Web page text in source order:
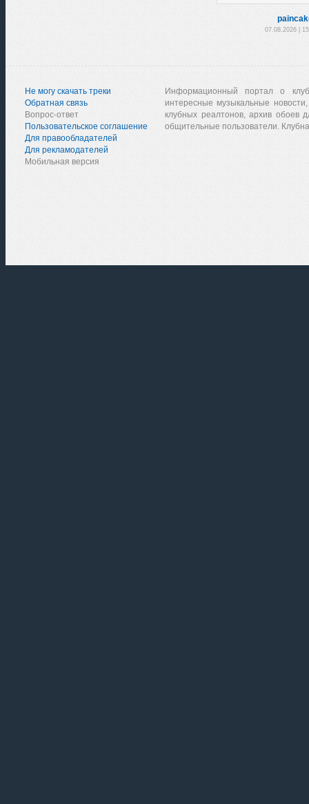
07.08.2026 |
Не могу скачать треки
Обратная связь
Вопрос-ответ
Пользовательское соглашение
Для правообладателей
Для рекламодателей
Мобильная версия
Информационный портал о
интересные музыкальные
клубных реалтонов, архив обоев
общительные пользователи.